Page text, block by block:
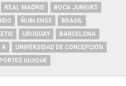
REAL MADRID
BOCA JUNIORS
ÑUBLENSE
BRASIL
URUGUAY
BARCELONA
A
UNIVERSIDAD DE CONCEPCIÓN
IQUIQUE